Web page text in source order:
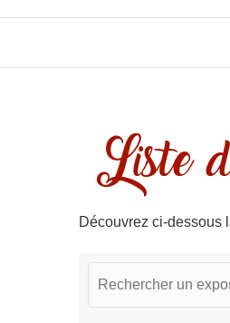
Liste
Découvrez ci-dessous